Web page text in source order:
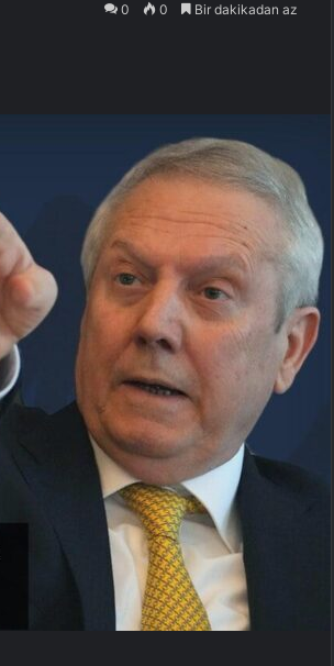
0 0 Bir dakikadan az